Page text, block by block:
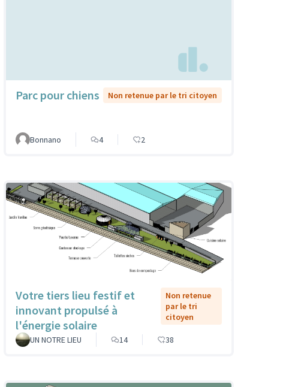
Parc pour chiens Non retenue par le tri citoyen
Bonnano 4 2
Votre tiers lieu festif et
innovant propulsé à
l'énergie solaire
Non retenue
par le tri
citoyen
UN NOTRE LIEU 14 38